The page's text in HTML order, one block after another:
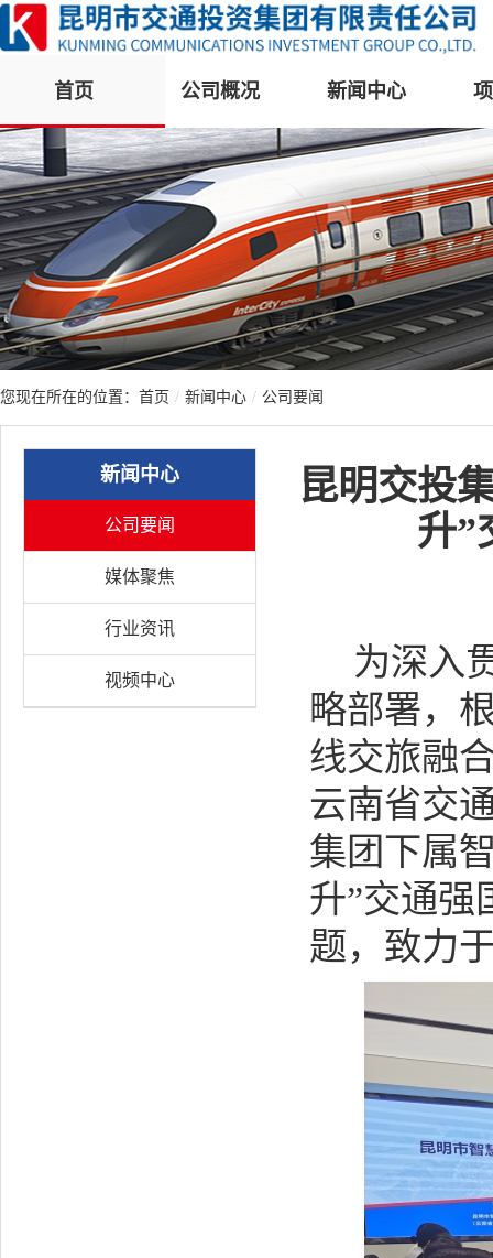
首页 公司概况 新闻中心
您现在所在的位置： 首页 / 新闻中心 / 公司要闻
新闻中心
公司要闻
媒体聚焦
行业资讯
视频中心
昆明交投
升”
为深入
略部署，
线交旅融
云南省交
集团下属
升”交通强
题，致力